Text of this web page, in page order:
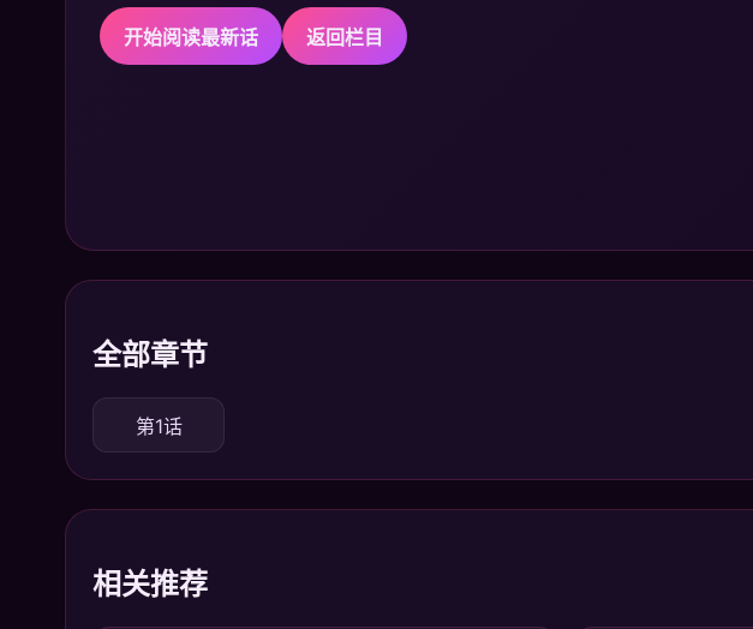
开始阅读最新话 返回栏目
全部章节
第1话
相关推荐